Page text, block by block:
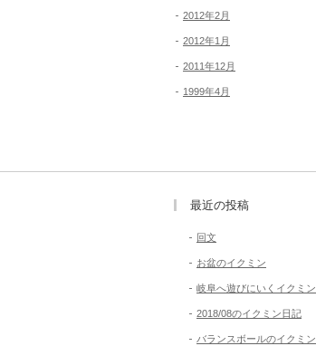
2012年2月
2012年1月
2011年12月
1999年4月
最近の投稿
回文
お盆のイクミン
岐阜へ遊びにいくイクミン
2018/08のイクミン日記
バランスボールのイクミン